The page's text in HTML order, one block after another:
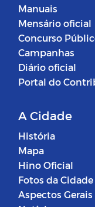
Manuais
Mensário oficial
Concurso
Campanhas
Diário oficial
Portal do
A Cidade
História
Mapa
Hino Oficial
Fotos da Cidade
Aspectos Gerais